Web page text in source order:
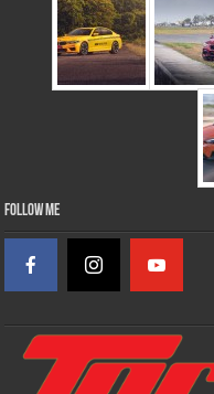
Follow Me